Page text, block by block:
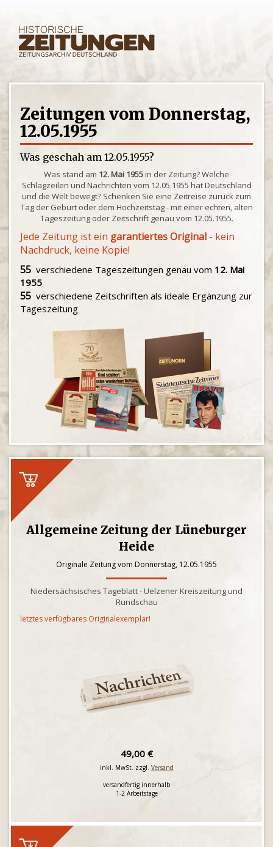
Zeitungen vom Donnerstag,
12.05.1955
Was geschah am 12.05.1955?
Was stand am 12. Mai 1955in der Zeitung? Welche
Schlagzeilen und Nachrichten vom 12.05.1955 hat Deutschland
und die Welt bewegt? Schenken Sie eine Zeitreise zurück zum
Tag der Geburt oder dem Hochzeitstag - mit einer echten, alten
Tageszeitung oder Zeitschrift genau vom 12.05.1955.
Jede Zeitung ist ein garantiertes Original - kein
Nachdruck, keine Kopie!
55 verschiedene Tageszeitungen genau vom 12. Mai
1955
55 verschiedene Zeitschriften als ideale Ergänzung zur
Tageszeitung
Allgemeine Zeitung der Lüneburger
Heide
Originale Zeitung vom Donnerstag, 12.05.1955
Niedersächsisches Tageblatt - Uelzener Kreiszeitung und
Rundschau
letztes verfügbares Originalexemplar!
49,00 €
inkl. MwSt. zzgl. Versand
versandfertig innerhalb
1-2 Arbeitstage